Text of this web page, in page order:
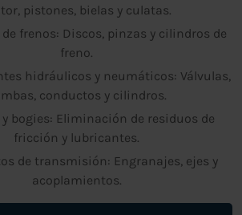
pistones, bielas y culatas.
frenos: Discos, pinzas y cilindros de
freno.
hidráulicos y neumáticos: Válvulas,
conductos y cilindros.
y bogies: Eliminación de residuos de
fricción y lubricantes.
de transmisión: Engranajes, ejes y
acoplamientos.